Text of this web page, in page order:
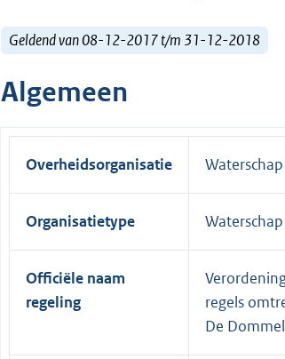
Geldend van 08-12-2017 t/m 31-12-2018
Algemeen
Overheidsorganisatie
Organisatietype Waterschap
Officiële naam
regeling
regels
De